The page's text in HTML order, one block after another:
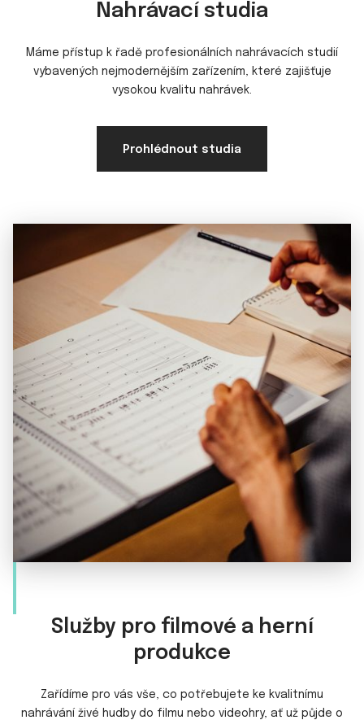
Nahrávací studia
Máme přístup k řadě profesionálních nahrávacích studií
vybavených nejmodernějším zařízením, které zajišťuje
vysokou kvalitu nahrávek.
Prohlédnout studia
Služby pro filmové a herní
produkce
Zařídíme pro vás vše, co potřebujete ke kvalitnímu
nahrávání živé hudby do filmu nebo videohry, ať už půjde o